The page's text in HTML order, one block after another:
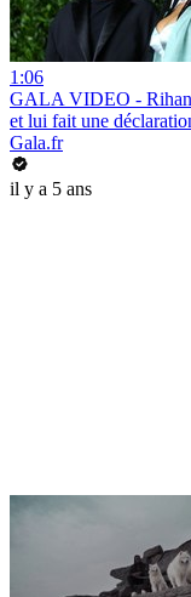
1:06
GALA VIDEO -
et lui fait une
Gala.fr
il y a 5 ans